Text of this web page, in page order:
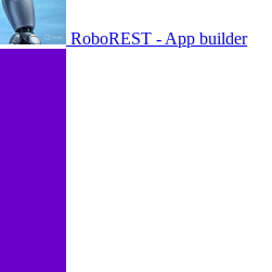
RoboREST - App builder